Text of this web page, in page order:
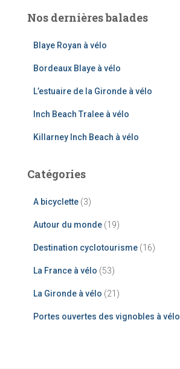
Nos dernières balades
Blaye Royan à vélo
Bordeaux Blaye à vélo
L’estuaire de la Gironde à vélo
Inch Beach Tralee à vélo
Killarney Inch Beach à vélo
Catégories
A bicyclette (3)
Autour du monde (19)
Destination cyclotourisme (16)
La France à vélo (53)
La Gironde à vélo (21)
Portes ouvertes des vignobles à vélo